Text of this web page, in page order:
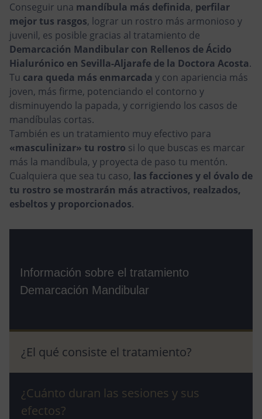
Conseguir una mandíbula más definida, perfilar
mejor tus rasgos, lograr un rostro más armonioso y
juvenil, es posible gracias al tratamiento de
Demarcación Mandibular con Rellenos de Ácido
Hialurónico en Sevilla-Aljarafe de la Doctora Acosta.
Tu cara queda más enmarcada y con apariencia más
joven, más firme, potenciando el contorno y
disminuyendo la papada, y corrigiendo los casos de
mandíbulas cortas.
También es un tratamiento muy efectivo para
«masculinizar» tu rostro si lo que buscas es marcar
más la mandíbula, y proyecta de paso tu mentón.
Cualquiera que sea tu caso, las facciones y el óvalo de
tu rostro se mostrarán más atractivos, realzados,
esbeltos y proporcionados.
Información sobre el tratamiento
Demarcación Mandibular
¿El qué consiste el tratamiento?
¿Cuánto duran las sesiones y sus
efectos?